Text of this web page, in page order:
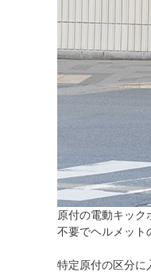
原付の電動キッ
不要でヘルメット
特定原付の区分に